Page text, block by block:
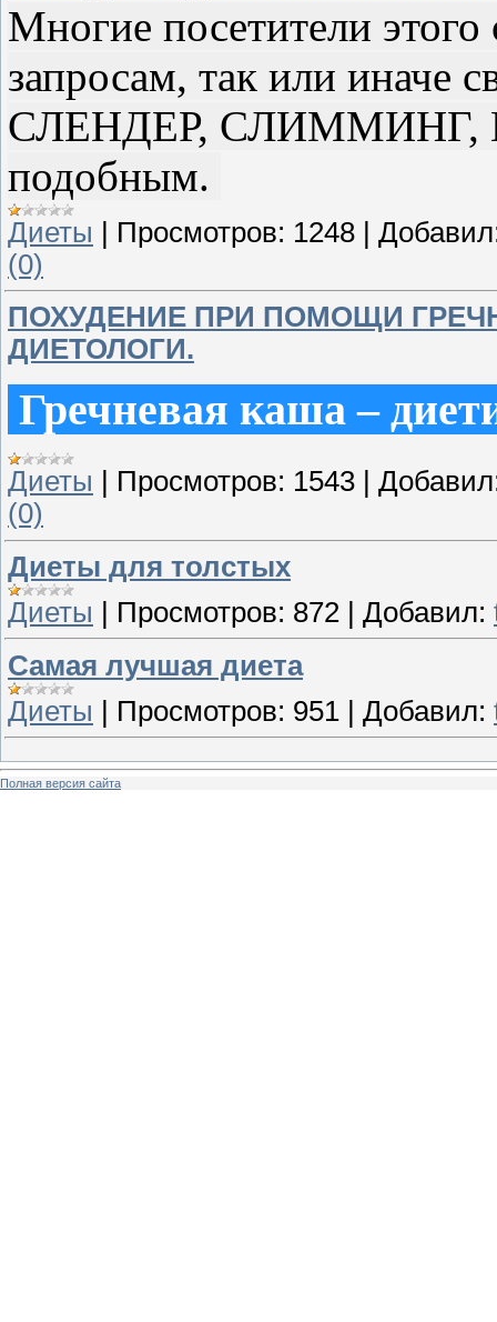
Многие посетители
запросам, так или иначе
СЛЕНДЕР, СЛИММИНГ,
подобным.
Диеты | Просмотров: 1248 |
(0)
ПОХУДЕНИЕ ПРИ ПОМОЩИ
ДИЕТОЛОГИ.
Гречневая каша –
Диеты Просмотров: 1543
(0)
Диеты для толстых
Диеты
Просмотров: 872 Добавил:
Самая лучшая диета
Диеты | Просмотров: 951 | Добавил:
Полная версия сайта